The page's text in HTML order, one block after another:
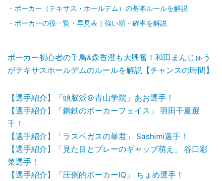
ポーカー（テキサス・ホールデム）の基本ルールを解説
ポーカーの役一覧・早見表｜強い順・確率を解説
ポーカー初心者の千鳥&森香澄も大興奮！和田まんじゅう
がテキサスホールデムのルールを解説【チャンスの時間】
【選手紹介】「頭脳派＠青山学院」あお選手！
【選手紹介】「鋼鉄のポーカーフェイス」 羽田千夏選
手！
【選手紹介】「ラスベガスの暴君」 Sashimi選手！
【選手紹介】「見た目とプレーのギャップ萌え」 谷口彩
菜選手！
【選手紹介】「圧倒的ポーカーIQ」 ちょめ選手！